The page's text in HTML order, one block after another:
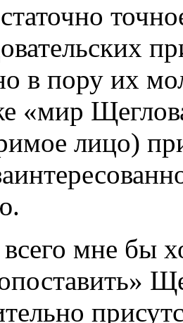
в пору их
«мир
лицо)
мне бы